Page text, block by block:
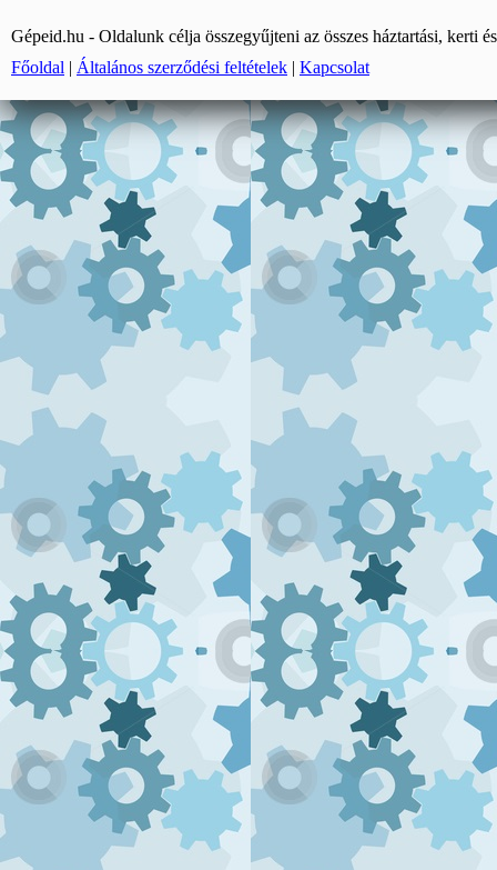
Gépeid.hu - Oldalunk célja összegyűjteni az összes háztartási, kerti
Főoldal | Általános szerződési feltételek | Kapcsolat